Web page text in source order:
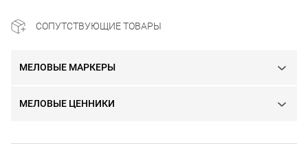
СОПУТСТВУЮЩИЕ ТОВАРЫ
МЕЛОВЫЕ МАРКЕРЫ
МЕЛОВЫЕ ЦЕННИКИ